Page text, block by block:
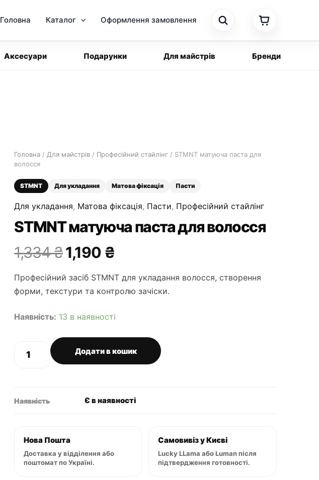
Головна Каталог Оформлення замовлення
Аксесуари Подарунки Для майстрів Бренди
Головна / Для майстрів / Професійний стайлінг / STMNT матуюча паста для
волосся
STMNT Для укладання Матова фіксація Пасти
Для укладання, Матова фіксація, Пасти, Професійний стайлінг
STMNT матуюча паста для волосся
1,334₴Оригінальна
ціна:
1,334 ₴.
1,190 ₴Поточна
1,190 ₴.
Професійний засіб STMNT для укладання волосся, створення
форми, текстури та контролю зачіски.
Наявність: 13 в наявності
матуюча
Додати в кошик
Наявність Є в наявності
Нова Пошта
Доставка у відділення або
поштомат по Україні.
Самовивіз у Києві
Lucky LLama або Luman після
підтвердження готовності.